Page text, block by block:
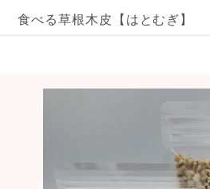
食べる草根木皮【はとむぎ】